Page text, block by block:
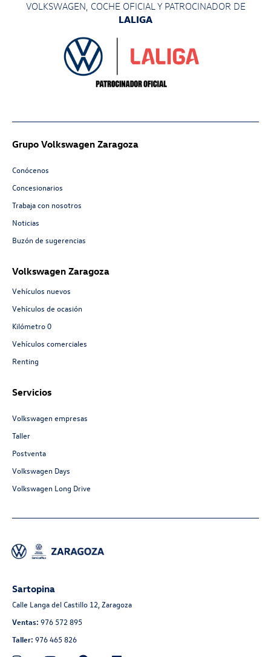
VOLKSWAGEN, COCHE OFICIAL Y PATROCINADOR DE
LALIGA
Grupo Volkswagen Zaragoza
Conócenos
Concesionarios
Trabaja con nosotros
Noticias
Buzón de sugerencias
Volkswagen Zaragoza
Vehículos nuevos
Vehículos de ocasión
Kilómetro 0
Vehículos comerciales
Renting
Servicios
Volkswagen empresas
Taller
Postventa
Volkswagen Days
Volkswagen Long Drive
Sartopina
Calle Langa del Castillo 12, Zaragoza
Ventas: 976 572 895
Taller: 976 465 826